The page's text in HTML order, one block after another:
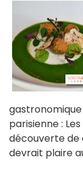
parisienne :
découverte de
devrait plaire